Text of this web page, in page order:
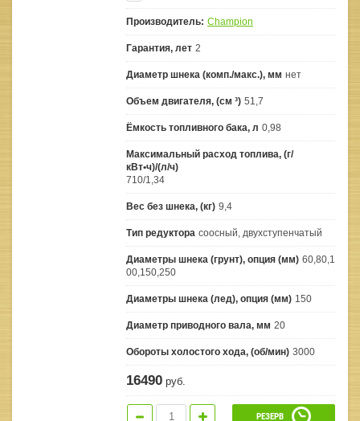
Производитель: Champion
Гарантия, лет 2
Диаметр шнека (комп./макс.), мм нет
Объем двигателя, (см ³) 51,7
Ёмкость топливного бака, л 0,98
Максимальный расход топлива, (г/
кВт•ч)/(л/ч)
710/1,34
Вес без шнека, (кг) 9,4
Тип редуктора соосный, двухступенчатый
Диаметры шнека (грунт), опция (мм) 60,80,1
00,150,250
Диаметры шнека (лед), опция (мм) 150
Диаметр приводного вала, мм 20
Обороты холостого хода, (об/мин) 3000
16490 руб.
РЕЗЕРВ